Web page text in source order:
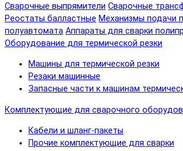
Сварочные выпрямители Сварочные
Реостаты балластные Механизмы подачи
полуавтомата Аппараты для сварки
Оборудование для термической резки
Машины для термической резки
Резаки машинные
Запасные части к машинам
Комплектующие для сварочного
Кабели и шланг-пакеты
Прочие комплектующие для сварки